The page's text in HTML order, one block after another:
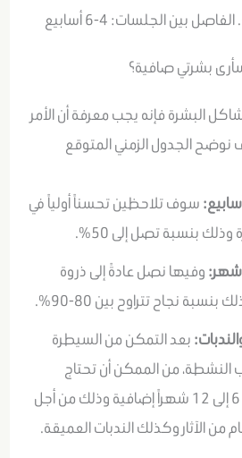
بشرتي صافية؟
البشرة فإنه يجب معرفة أن الأمر
نوضحالجدول الزمني المتوقع
سوف تلاحظين تحسناً أولياً في
وذلك بنسبة تصل إلى 50%
.
وفيها نصل عادةً إلى ذروة
نجاح تتراوح بين 80-90%
.
بعد التمكن من السيطرة
النشطة، من الممكن أن تحتاج
البشرة من 6 إلى 12 شهراً إضافية وذلك من أجل
من الآثار وكذلك الندبات العميقة.